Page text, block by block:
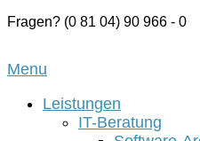
Skip
Fragen? (0 81 04) 90 966 - 0
Menu
Leistungen
IT-Beratung